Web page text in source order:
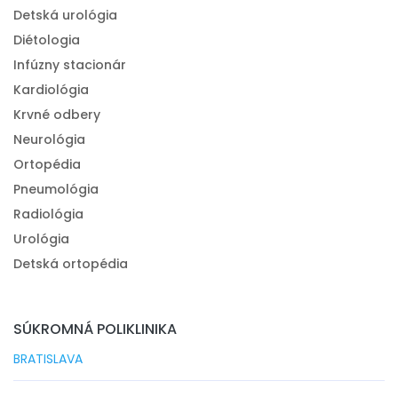
Detská urológia
Diétologia
Infúzny stacionár
Kardiológia
Krvné odbery
Neurológia
Ortopédia
Pneumológia
Radiológia
Urológia
Detská ortopédia
SÚKROMNÁ POLIKLINIKA
BRATISLAVA